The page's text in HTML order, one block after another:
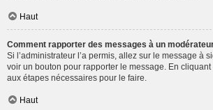
Haut
Comment rapporter des messages à un
Si l’administrateur l’a permis, allez sur le message à
voir un bouton pour rapporter le message. En
aux étapes nécessaires pour le faire.
Haut